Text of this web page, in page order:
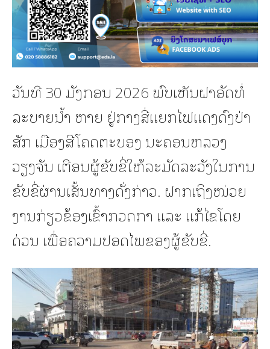
ວັນທີ 30 ມັງກອນ 2026 ພົບເຫັນຝາອັດທໍ່
ລະບາຍນ້ຳ ຫາຍ ຢູ່ກາງສີ່ແຍກໄຟແດງດົງປ່າ
ສັກ ເມືອງສີໂຄດຕະບອງ ນະຄອນຫລວງ
ວຽງຈັນ ເຕືອນຜູ້ຂັບຂີ່ໃຫ້ລະມັດລະວັງໃນການ
ຂັບຂີ່ຜ່ານເສັ້ນທາງດັ່ງກ່າວ. ຝາກເຖິງໜ່ວຍ
ງານກ່ຽວຂ້ອງເຂົ້າກວດກາ ແລະ ແກ້ໄຂໂດຍ
ດ່ວນ ເພື່ອຄວາມປອດໄພຂອງຜູ້ຂັບຂີ່.